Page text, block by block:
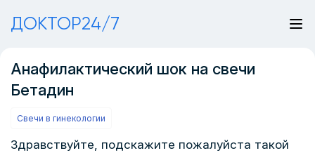
ДОКТОР24/7
Анафилактический шок на свечи
Бетадин
Свечи в гинекологии
Здравствуйте, подскажите пожалуйста такой